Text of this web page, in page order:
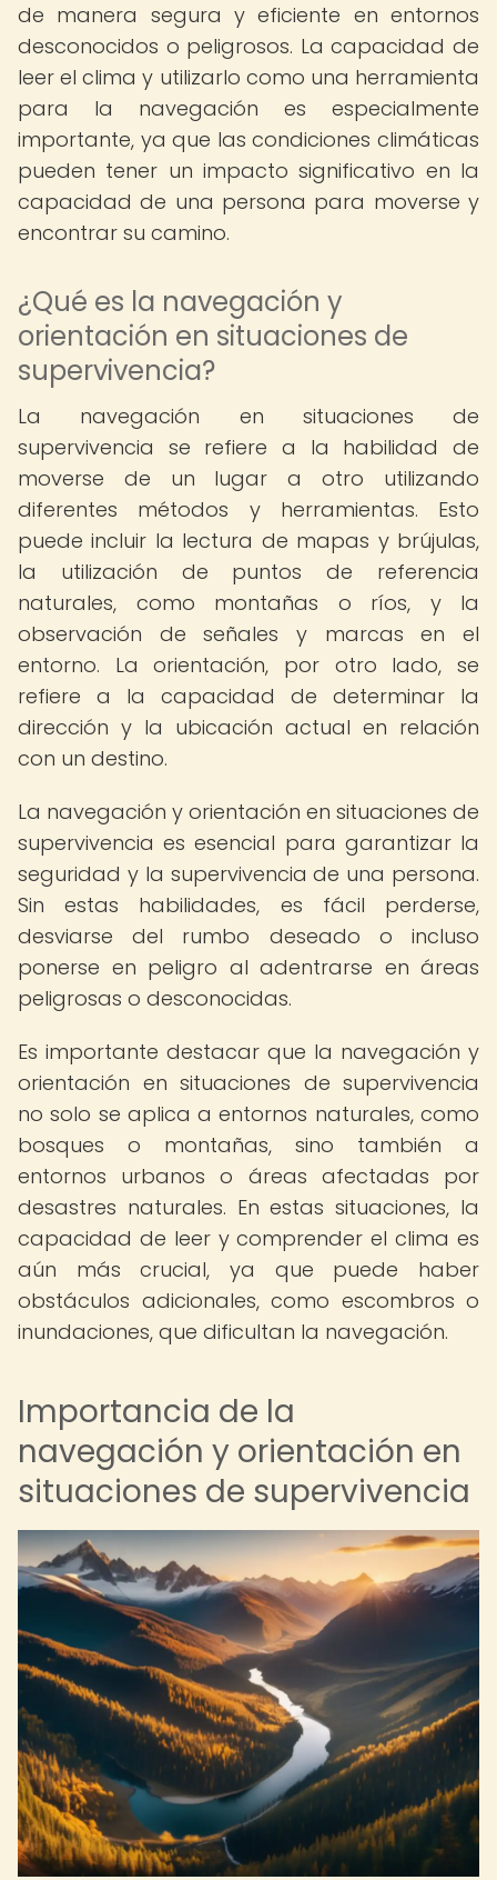
de manera segura y eficiente en entornos
desconocidos o peligrosos. La capacidad de
leer el clima y utilizarlo como una herramienta
para la navegación es especialmente
importante, ya que las condiciones climáticas
pueden tener un impacto significativo en la
capacidad de una persona para moverse y
encontrar su camino.
¿Qué es la navegación y
orientación en situaciones de
supervivencia?
La navegación en situaciones de
supervivencia se refiere a la habilidad de
moverse de un lugar a otro utilizando
diferentes métodos y herramientas. Esto
puede incluir la lectura de mapas y brújulas,
la utilización de puntos de referencia
naturales, como montañas o ríos, y la
observación de señales y marcas en el
entorno. La orientación, por otro lado, se
refiere a la capacidad de determinar la
dirección y la ubicación actual en relación
con un destino.
La navegación y orientación en situaciones de
supervivencia es esencial para garantizar la
seguridad y la supervivencia de una persona.
Sin estas habilidades, es fácil perderse,
desviarse del rumbo deseado o incluso
ponerse en peligro al adentrarse en áreas
peligrosas o desconocidas.
Es importante destacar que la navegación y
orientación en situaciones de supervivencia
no solo se aplica a entornos naturales, como
bosques o montañas, sino también a
entornos urbanos o áreas afectadas por
desastres naturales. En estas situaciones, la
capacidad de leer y comprender el clima es
aún más crucial, ya que puede haber
obstáculos adicionales, como escombros o
inundaciones, que dificultan la navegación.
Importancia de la
navegación y orientación en
situaciones de supervivencia